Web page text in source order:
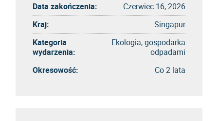
Data zakończenia:
Czerwiec 16, 2026
Kraj:
Singapur
Kategoria
wydarzenia:
Ekologia, gospodarka
odpadami
Okresowość:
Co 2 lata